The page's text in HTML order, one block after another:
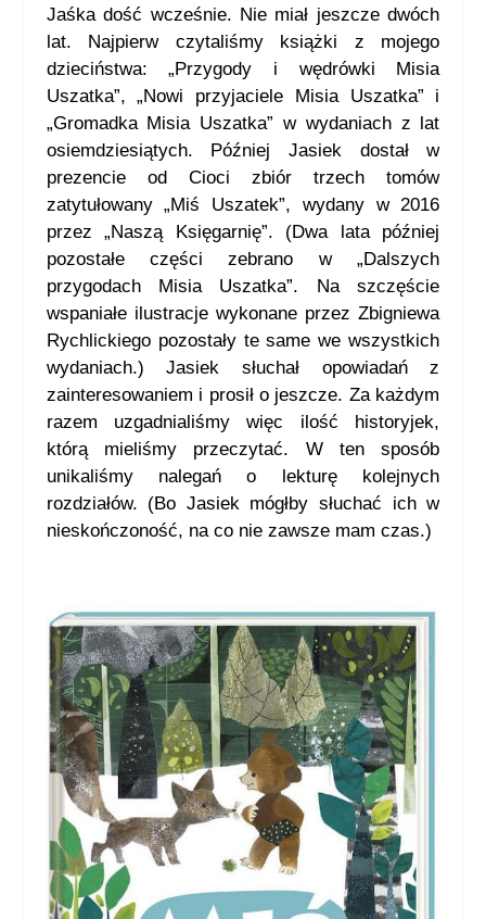
Jaśka dość wcześnie. Nie miał jeszcze dwóch
lat. Najpierw czytaliśmy książki z mojego
dzieciństwa: „Przygody i wędrówki Misia
Uszatka”, „Nowi przyjaciele Misia Uszatka” i
„Gromadka Misia Uszatka” w wydaniach z lat
osiemdziesiątych. Później Jasiek dostał w
prezencie od Cioci zbiór trzech tomów
zatytułowany „Miś Uszatek”, wydany w 2016
przez „Naszą Księgarnię”. (Dwa lata później
pozostałe części zebrano w „Dalszych
przygodach Misia Uszatka”. Na szczęście
wspaniałe ilustracje wykonane przez Zbigniewa
Rychlickiego pozostały te same we wszystkich
wydaniach.) Jasiek słuchał opowiadań z
zainteresowaniem i prosił o jeszcze. Za każdym
razem uzgadnialiśmy więc ilość historyjek,
którą mieliśmy przeczytać. W ten sposób
unikaliśmy nalegań o lekturę kolejnych
rozdziałów. (Bo Jasiek mógłby słuchać ich w
nieskończoność, na co nie zawsze mam czas.)